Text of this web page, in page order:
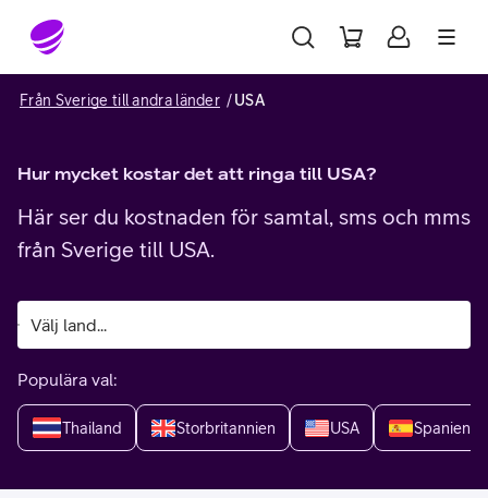
Gå till sidans innehåll
Från Sverige till andra länder USA
Hur mycket kostar det att ringa till USA?
Här ser du kostnaden för samtal, sms och mms
från Sverige till USA.
Populära val:
Thailand Storbritannien USA Spanien